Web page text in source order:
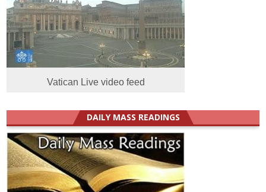
Vatican Live video feed
DAILY MASS READINGS